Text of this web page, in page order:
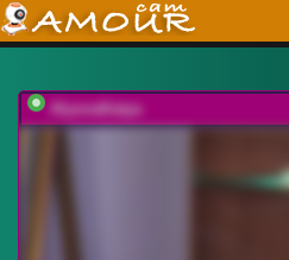
AlyonaKatya